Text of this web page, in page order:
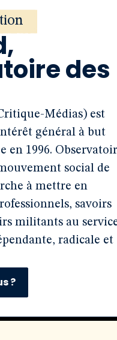
des
Médias) est
général à but
en 1996.
social de
à mettre en
savoirs
militants au
radicale et
?